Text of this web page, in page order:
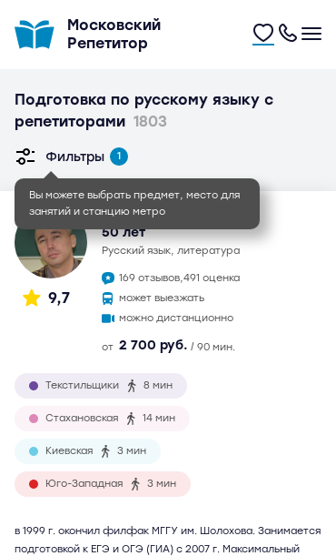
Московский
Репетитор
Подготовка по русскому языку с
репетиторами 1803
Вы можете выбрать предмет, место для
занятий и станцию метро
Фильтры 1
9,7
Иван Игоревич
50 лет
русский язык, литература
169 отзывов,491 оценка
может выезжать
можно дистанционно
от 2 700 руб. / 90 мин.
Текстильщики 8 мин
Стахановская 14 мин
Киевская 3 мин
Юго-Западная 3 мин
в 1999 г. окончил филфак МГГУ им. Шолохова. Занимается
подготовкой к ЕГЭ и ОГЭ (ГИА) с 2007 г. Максимальный